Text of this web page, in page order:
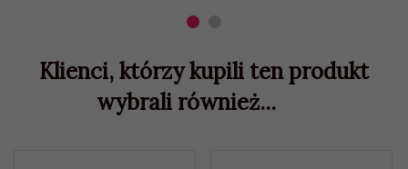
Klienci, którzy kupili ten produkt
wybrali również...